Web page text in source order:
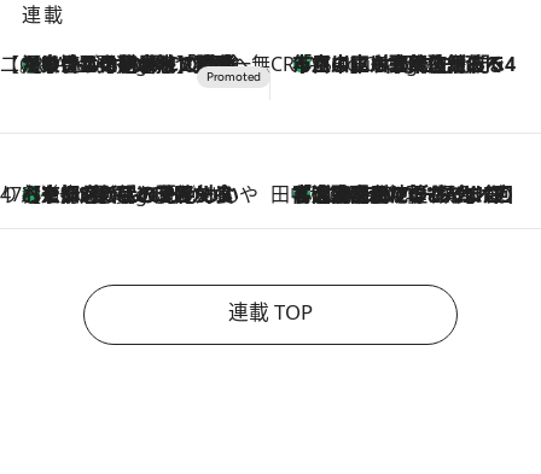
連載
【CREA×星野リゾート】唯一無二。癒しと発見が待つ場所へ
7 Hours Ago
【トンボの足水浴】ヒノキの香りに包まれて涼感マックス！約13℃の湧水かけ流しを避暑地「星野温泉 トンボの湯」で体験 CREA'S CHOICE
9 Hours Ago
「立川にも歌舞伎があるんだよ」 片岡仁左衛門・市川中車ら豪華座組みで4年目の立川立飛歌舞伎へ
47都道府県の手みやげ ひんやりスイーツで夏を満喫
9 Hours Ago
【京都府】この夏絶対食べたい 冷やしておいしいおやつ3選 ひと口目から心を掴む新緑のテリーヌ 田中稲の勝手に再ブーム
2026.8.7
「湘南乃風に憧れて」観客大盛上がりの“タオル回し”に、ラッパー顔負けの高速歌唱まで…さだまさし（74）のアグレッシブすぎる現在地
連載 TOP